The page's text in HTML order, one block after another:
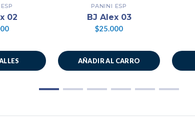
02
PANINI ESP
BJ Alex 03
$25.000
AÑADIR AL CARRO